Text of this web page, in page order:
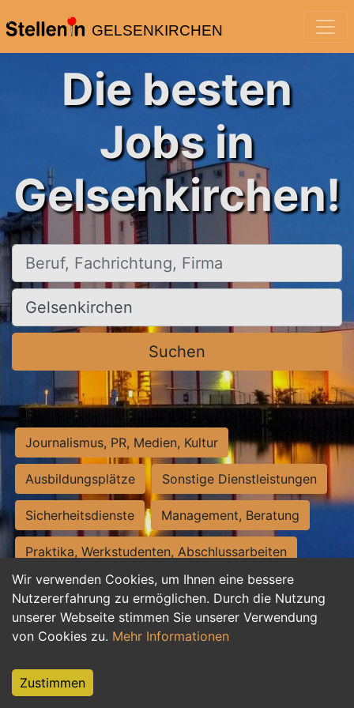
GELSENKIRCHEN
Wir verwenden Cookies, um Ihnen eine bessere
Nutzererfahrung zu ermöglichen. Durch die Nutzung
unserer Webseite stimmen Sie unserer Verwendung
von Cookies zu. Mehr Informationen
Zustimmen
Die besten
Jobs in
Gelsenkirchen!
Beruf, Fachrichtung, Firma
Ort, Stadt
Suchen
Journalismus, PR, Medien, Kultur
Ausbildungsplätze Sonstige Dienstleistungen
Sicherheitsdienste Management, Beratung
Praktika, Werkstudenten, Abschlussarbeiten
Personalwesen Assistenz, Sekretariat
Hilfskräfte, Aushilfs- und Nebenjobs
Weiterbildung, Studium, duale Ausbildung